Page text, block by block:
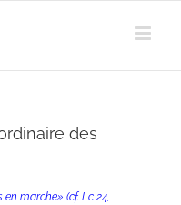
des
marche» (cf. Lc 24,